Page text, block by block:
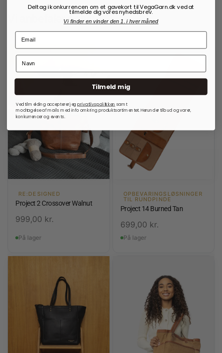
Vi anbefaler også:
RE:DESIGNED
Project 2 Crossover Walnut
999,00 kr.
På lager
OPBEVARINGSLØSNINGER
TIL RUNDPINDE
Project 14 Burned Tan
699,00 kr.
På lager
Deltag i konkurrencen om et gavekort til VegaGarn.dk ved at
tilmelde dig vores nyhedsbrev.
Vi finder en vinder den 1. i hver måned
Tilmeld mig
Ved tilmelding accepterer jegprivatlivspolitkken samt
modtagelse af mails med info omkring produktsortimentet. Herunder tilbud og varer,
konkurrencer og events.